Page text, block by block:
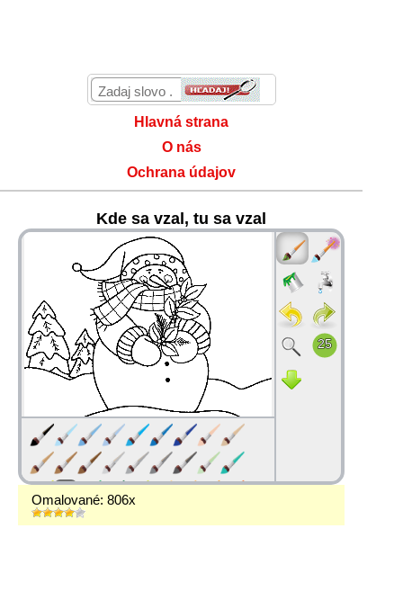
Hlavná strana
O nás
Ochrana údajov
Kde sa vzal, tu sa vzal
Omalované: 806x